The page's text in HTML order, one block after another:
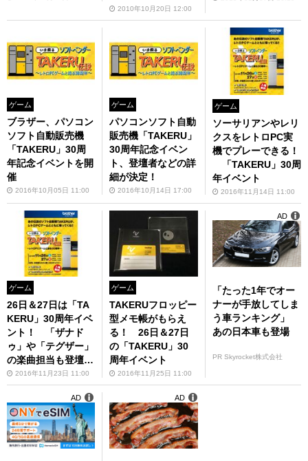
2010年10月20日 12:00
ゲーム
ブラザー、パソコン
ソフト自動販売機
「TAKERU」30周
年記念イベントを開
催
2016年10月05日 11:00
ゲーム
パソコンソフト自動
販売機「TAKERU」
30周年記念イベン
ト、登壇者などの詳
細が決定！
2016年10月14日 17:00
ゲーム
ソーサリアンやレリ
クスをレトロPC実
機でプレーできる！
「TAKERU」30周
年イベント
2016年11月14日 11:00
ゲーム
26日＆27日は「TA
KERU」30周年イベ
ント！ 「ザナド
ゥ」や「テグザー」
の楽曲担当も登壇決
定2016年11月23日 11:00
ゲーム
TAKERUフロッピー
型メモ帳がもらえ
る！ 26日＆27日
の「TAKERU」30
周年イベント
2016年11月25日 11:00
「たった1年でオー
ナーが手放してしま
う車ランキング」
あの日本車も登場
PR Skyrocket株式会社
AD
AD AD